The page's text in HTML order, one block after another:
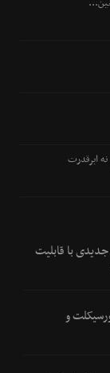
ابرقدرت
با قابلیت
و